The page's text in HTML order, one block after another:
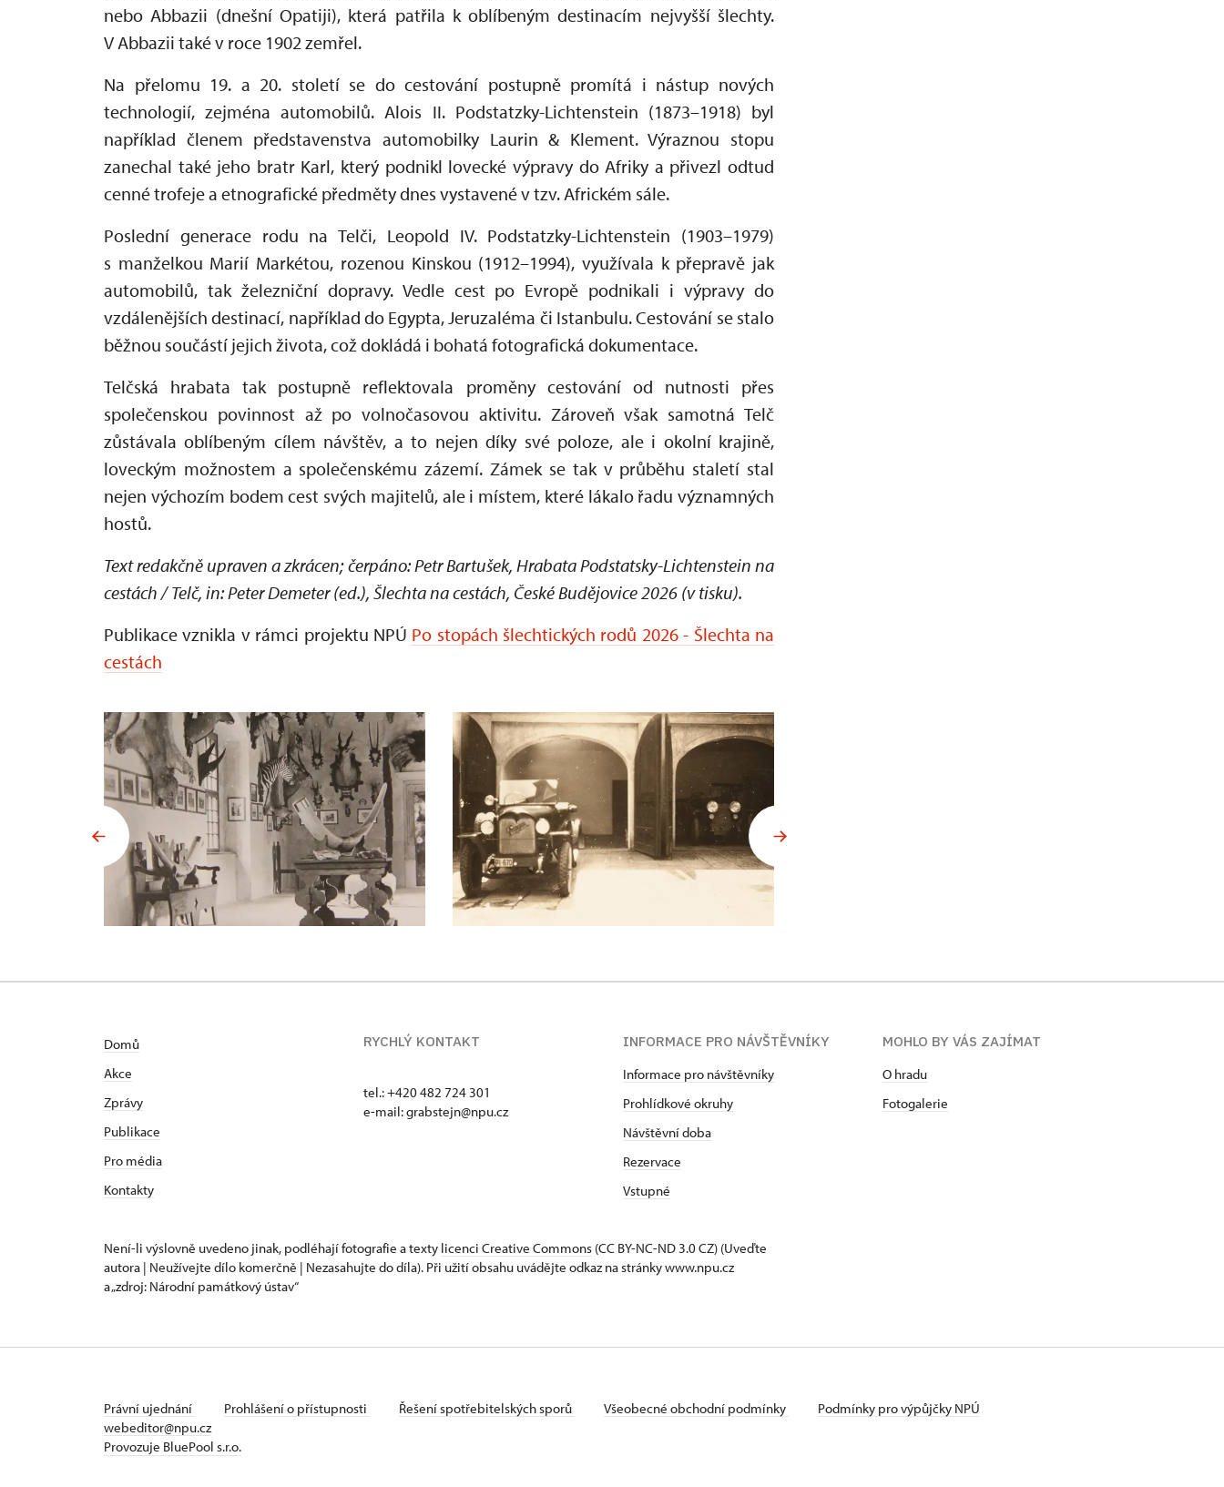
nebo Abbazii (dnešní Opatiji), která patřila k oblíbeným destinacím nejvyšší šlechty.
V Abbazii také v roce 1902 zemřel.
Na přelomu 19. a 20. století se do cestování postupně promítá i nástup nových
technologií, zejména automobilů. Alois II. Podstatzky-Lichtenstein (1873–1918) byl
například členem představenstva automobilky Laurin & Klement. Výraznou stopu
zanechal také jeho bratr Karl, který podnikl lovecké výpravy do Afriky a přivezl odtud
cenné trofeje a etnografické předměty dnes vystavené v tzv. Africkém sále.
Poslední generace rodu na Telči, Leopold IV. Podstatzky-Lichtenstein (1903–1979)
s manželkou Marií Markétou, rozenou Kinskou (1912–1994), využívala k přepravě jak
automobilů, tak železniční dopravy. Vedle cest po Evropě podnikali i výpravy do
vzdálenějších destinací, například do Egypta, Jeruzaléma či Istanbulu. Cestování se stalo
běžnou součástí jejich života, což dokládá i bohatá fotografická dokumentace.
Telčská hrabata tak postupně reflektovala proměny cestování od nutnosti přes
společenskou povinnost až po volnočasovou aktivitu. Zároveň však samotná Telč
zůstávala oblíbeným cílem návštěv, a to nejen díky své poloze, ale i okolní krajině,
loveckým možnostem a společenskému zázemí. Zámek se tak v průběhu staletí stal
nejen výchozím bodem cest svých majitelů, ale i místem, které lákalo řadu významných
hostů.
Text redakčně upraven a zkrácen; čerpáno: Petr Bartušek, Hrabata Podstatsky-Lichtenstein na
cestách / Telč, in: Peter Demeter (ed.), Šlechta na cestách, České Budějovice 2026 (v tisku).
Publikace vznikla v rámci projektu NPÚ Po stopách šlechtických rodů 2026 - Šlechta na
cestách
Domů
Akce
Zprávy
Publikace
Pro média
Kontakty
RYCHLÝ KONTAKT
tel.: +420 482 724 301
e-mail: grabstejn@npu.cz
INFORMACE PRO NÁVŠTĚVNÍKY
Informace pro návštěvníky
Prohlídkové okruhy
Návštěvní doba
Rezervace
Vstupné
MOHLO BY VÁS ZAJÍMAT
O hradu
Fotogalerie
Není-li výslovně uvedeno jinak, podléhají fotografie a texty licenci Creative Commons (CC BY-NC-ND 3.0 CZ) (Uveďte
autora | Neužívejte dílo komerčně | Nezasahujte do díla). Při užití obsahu uvádějte odkaz na stránky www.npu.cz
a „zdroj: Národní památkový ústav“
Právní ujednání Prohlášení o přístupnosti Řešení spotřebitelských sporů Všeobecné obchodní podmínky
Podmínky pro výpůjčky NPÚ
webeditor@npu.cz
Provozuje BluePool s.r.o.